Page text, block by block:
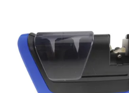
PRIVACY
POLICY